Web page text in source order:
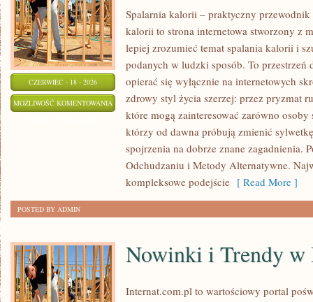
CZERWIEC - 18 - 2026
MOŻLIWOŚĆ KOMENTOWANIA CZYTELNICZE
ARTYKUŁY
Spalarnia kalorii – praktyczny
kalorii to strona internetowa stworzony z
lepiej zrozumieć temat spalania kalorii i
podanych w ludzki sposób. To
opierać się wyłącznie na internetowych
zdrowy styl życia szerzej: przez pryzmat
które mogą zainteresować zarówno
którzy od dawna próbują zmienić
spojrzenia na dobrze znane zagadnienia.
Odchudzaniu i Metody Alternatywne.
kompleksowe podejście [ Read More ]
POSTED BY ADMIN
Nowinki i Trendy w
Internat.com.pl to wartościowy portal